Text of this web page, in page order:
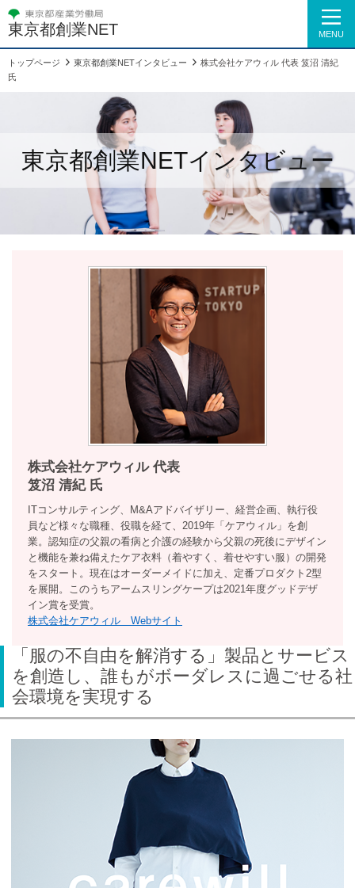
東京都創業NET MENU
トップページ 東京都創業NETインタビュー
株式会社ケアウィル 代表 笈沼 清紀
氏
東京都創業NETインタビュー
株式会社ケアウィル 代表
笈沼 清紀 氏
ITコンサルティング、M&Aアドバイザリー、経営企画、執行役
員など様々な職種、役職を経て、2019年「ケアウィル」を創
業。認知症の父親の看病と介護の経験から父親の死後にデザイン
と機能を兼ね備えたケア衣料（着やすく、着せやすい服）の開発
をスタート。現在はオーダーメイドに加え、定番プロダクト2型
を展開。このうちアームスリングケープは2021年度グッドデザ
イン賞を受賞。
株式会社ケアウィル Webサイト
「服の不自由を解消する」製品とサービス
を創造し、誰もがボーダレスに過ごせる社
会環境を実現する